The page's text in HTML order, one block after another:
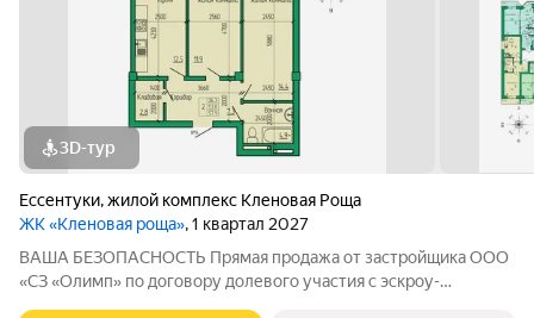
3D-тур
Ессентуки,жилой комплекс Кленовая Роща
ЖК «Кленовая роща», 1 квартал 2027
ВАША БЕЗОПАСНОСТЬ Прямая продажа от застройщика ООО
«СЗ «Олимп» по договору долевого участия с эскроу-